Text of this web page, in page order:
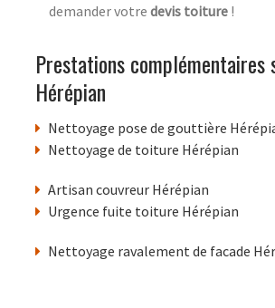
demander votre devis toiture !
Prestations complémentaires
Hérépian
Nettoyage pose de gouttière
Nettoyage de toiture Hérépian
Artisan couvreur Hérépian
Urgence fuite toiture Hérépian
Nettoyage ravalement de facade